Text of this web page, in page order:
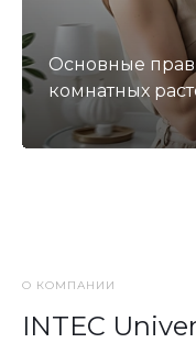
Основные
комнатных
О КОМПАНИИ
INTEC